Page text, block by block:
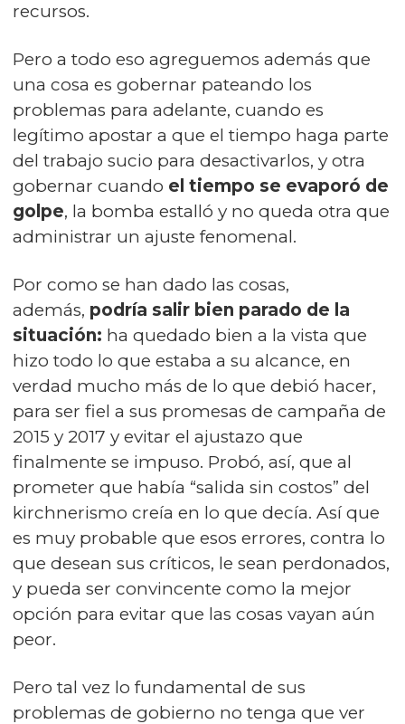
recursos.
Pero a todo eso agreguemos además que
una cosa es gobernar pateando los
problemas para adelante, cuando es
legítimo apostar a que el tiempo haga parte
del trabajo sucio para desactivarlos, y otra
gobernar cuando el tiempo se evaporó de
golpe, la bomba estalló y no queda otra que
administrar un ajuste fenomenal.
Por como se han dado las cosas,
además, podría salir bien parado de la
situación: ha quedado bien a la vista que
hizo todo lo que estaba a su alcance, en
verdad mucho más de lo que debió hacer,
para ser fiel a sus promesas de campaña de
2015 y 2017 y evitar el ajustazo que
finalmente se impuso. Probó, así, que al
prometer que había “salida sin costos” del
kirchnerismo creía en lo que decía. Así que
es muy probable que esos errores, contra lo
que desean sus críticos, le sean perdonados,
y pueda ser convincente como la mejor
opción para evitar que las cosas vayan aún
peor.
Pero tal vez lo fundamental de sus
problemas de gobierno no tenga que ver